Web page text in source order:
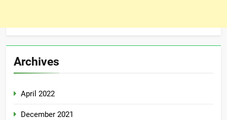
Archives
April 2022
December 2021